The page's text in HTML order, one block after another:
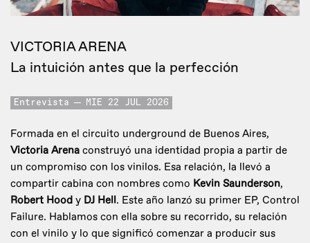
VICTORIA ARENA
La intuición antes que la perfección
Entrevista MIE 22 JUL 2026
Formada en el circuito underground de Buenos Aires,
Victoria Arena construyó una identidad propia a partir de
un compromiso con los vinilos. Esa relación, la llevó a
compartir cabina con nombres como Kevin Saunderson,
Robert Hood y DJ Hell. Este año lanzó su primer EP, Control
Failure. Hablamos con ella sobre su recorrido, su relación
con el vinilo y lo que significó comenzar a producir sus